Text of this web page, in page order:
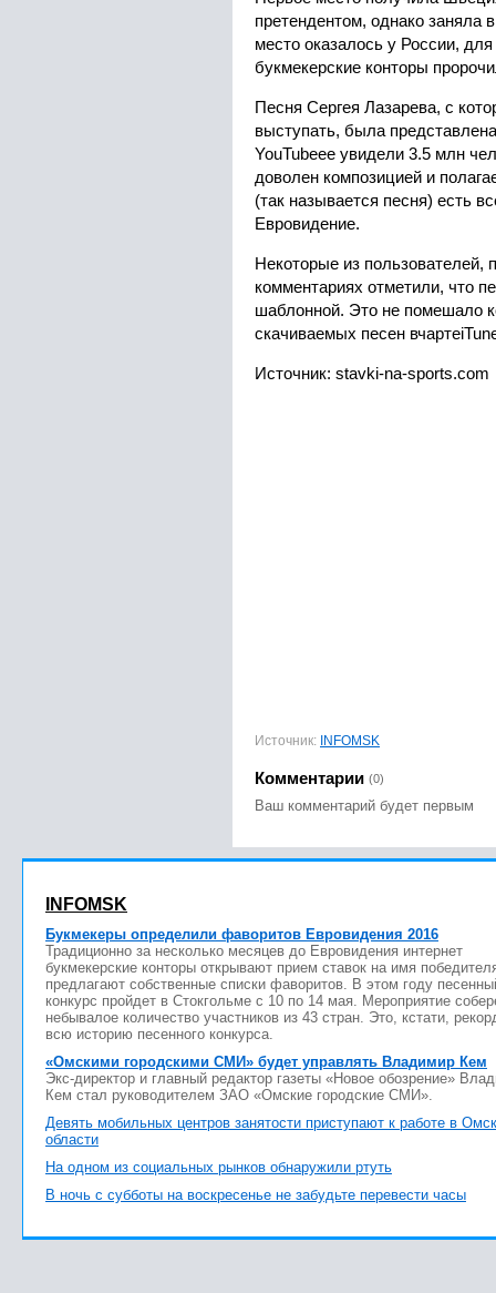
претендентом, однако заняла
место оказалось у России, для
букмекерские конторы
Песня Сергея Лазарева, с
выступать, была
YouTubeее увидели 3.5 млн
доволен композицией и
(так называется песня) есть
Евровидение.
Некоторые из пользователей,
комментариях отметили, что
шаблонной. Это не помешало
скачиваемых песен
Источник: stavki-na-sports.com
Источник: INFOMSK
Комментарии (0)
Ваш комментарий будет первым
INFOMSK
Букмекеры определили фаворитов Евровидения 2016
Традиционно за несколько месяцев до Евровидения интернет
букмекерские конторы открывают прием ставок на имя
предлагают собственные списки фаворитов. В этом году
конкурс пройдет в Стокгольме с 10 по 14 мая. Мероприятие
небывалое количество участников из 43 стран. Это, кстати,
всю историю песенного конкурса.
«Омскими городскими СМИ» будет управлять Владимир Кем
Экс-директор и главный редактор газеты «Новое обозрение»
Кем стал руководителем ЗАО «Омские городские СМИ».
Девять мобильных центров занятости приступают к работе в
области
На одном из социальных рынков обнаружили ртуть
В ночь с субботы на воскресенье не забудьте перевести часы